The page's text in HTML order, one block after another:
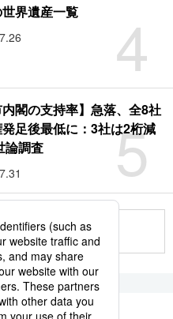
4
界遺産一覧
5
内閣の支持率】急落、全8社
足後最低に：3社は2桁減
論調査